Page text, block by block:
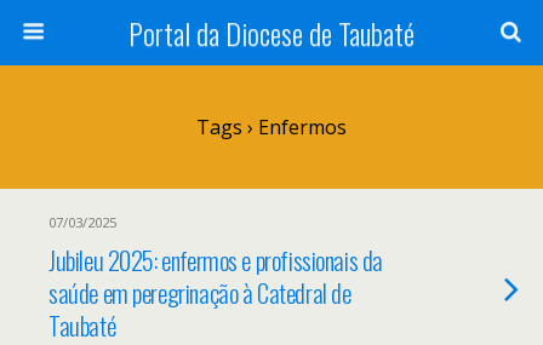
Portal da Diocese de Taubaté
Tags › Enfermos
07/03/2025
Jubileu 2025: enfermos e profissionais da
saúde em peregrinação à Catedral de
Taubaté